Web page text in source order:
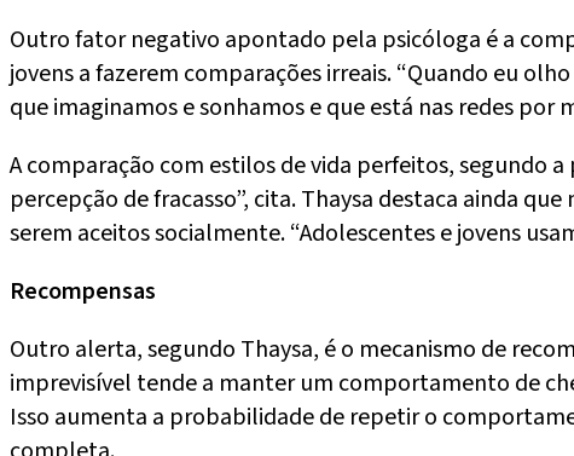
Outro fator negativo apontado pela psicóloga é a
jovens a fazerem comparações irreais. “Quando eu
que imaginamos e sonhamos e que está nas redes
A comparação com estilos de vida perfeitos, segundo
percepção de fracasso”, cita. Thaysa destaca ainda
serem aceitos socialmente. “Adolescentes e jovens
Recompensas
Outro alerta, segundo Thaysa, é o mecanismo de
imprevisível tende a manter um comportamento de
Isso aumenta a probabilidade de repetir o